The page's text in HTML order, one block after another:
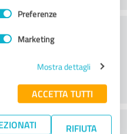
Preferenze
Marketing
Mostra dettagli
ACCETTA TUTTI
RIFIUTA
del rapporto